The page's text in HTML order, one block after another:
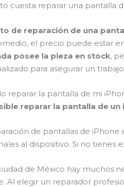
cuesta reparar una pantalla
de reparación de una
el precio puede estar
posee la pieza en stock,
para asegurar un
reparar la pantalla de mi
reparar la pantalla de
de pantallas de
al dispositivo. Si no
de México hay muchos
Al elegir un reparador